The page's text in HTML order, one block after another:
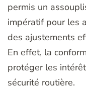
permis un
impératif pour les
des ajustements
En effet, la
protéger les
sécurité routière.